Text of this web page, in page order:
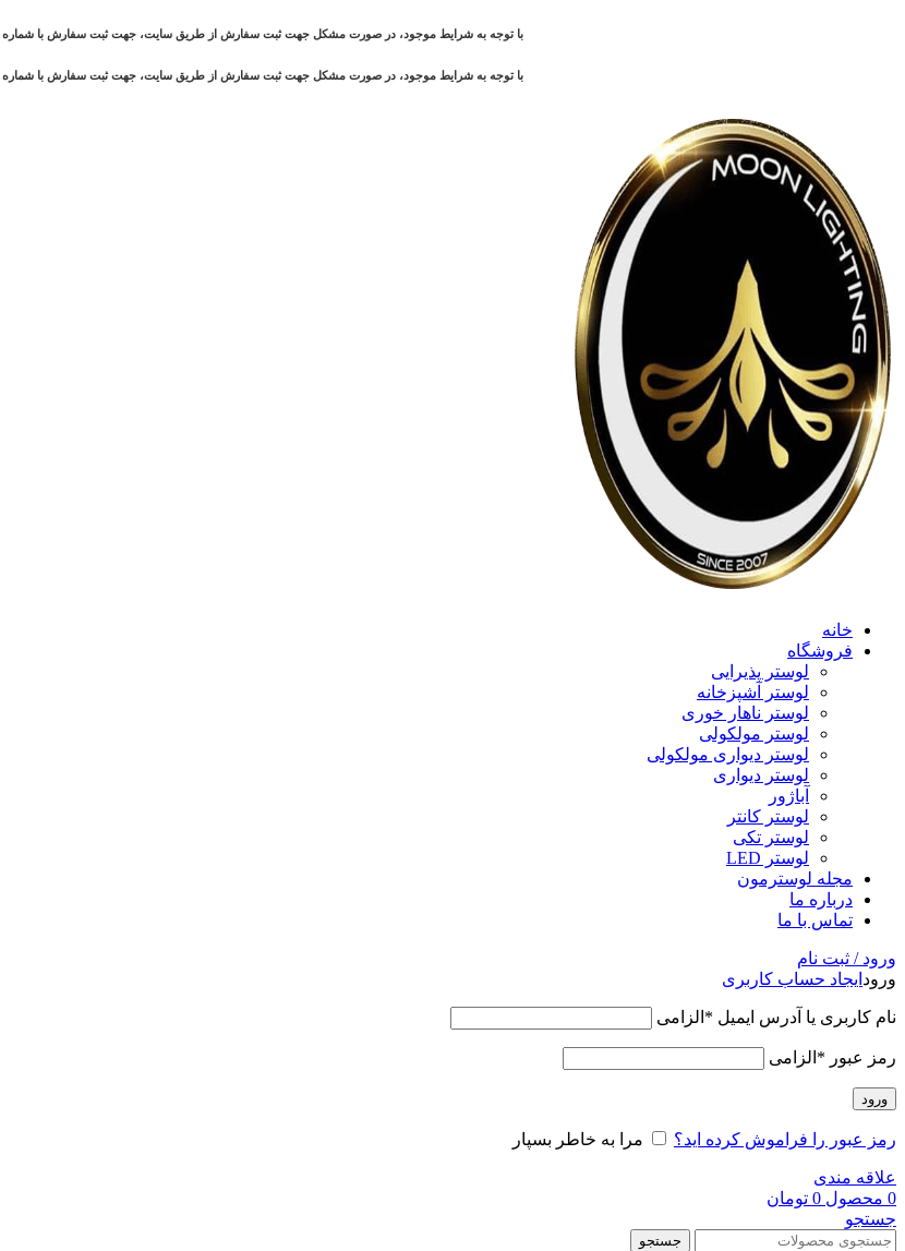
با توجه به شرایط موجود، در صورت مشکل جهت ثبت سفارش از طریق سایت، جهت ثبت سفارش با شماره
با توجه به شرایط موجود، در صورت مشکل جهت ثبت سفارش از طریق سایت، جهت ثبت سفارش با شماره
خانه
فروشگاه
لوستر پذیرایی
لوستر آشپزخانه
لوستر ناهار خوری
لوستر مولکولی
لوستر دیواری مولکولی
لوستر دیواری
آباژور
لوستر کانتر
لوستر تکی
لوستر LED
مجله لوسترمون
درباره ما
تماس با ما
ورود / ثبت نام
ورود ایجاد حساب کاربری
نام کاربری یا آدرس ایمیل * الزامی
رمز عبور * الزامی
ورود
رمز عبور را فراموش کرده اید؟ مرا به خاطر بسپار
علاقه مندی
0 محصول 0 تومان
جستجو
جستجو